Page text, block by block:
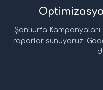
Şanlıurfa Kampanyaları
raporlar sunuyoruz.